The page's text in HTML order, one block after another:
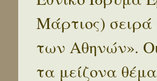
Μάρτιος)
των Αθηνών».
τα μείζονα